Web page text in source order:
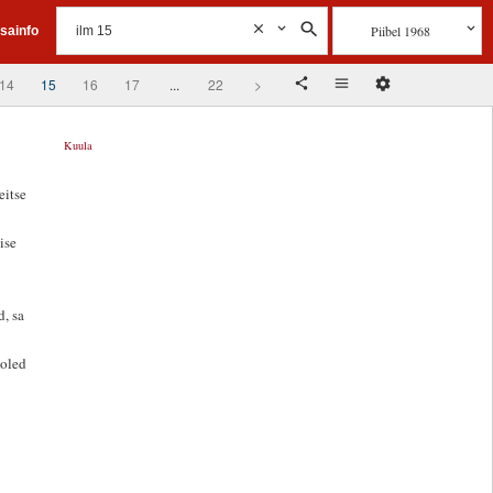
Piibel 1968
14 15 16 17 ... 22 >
Kuula
sa